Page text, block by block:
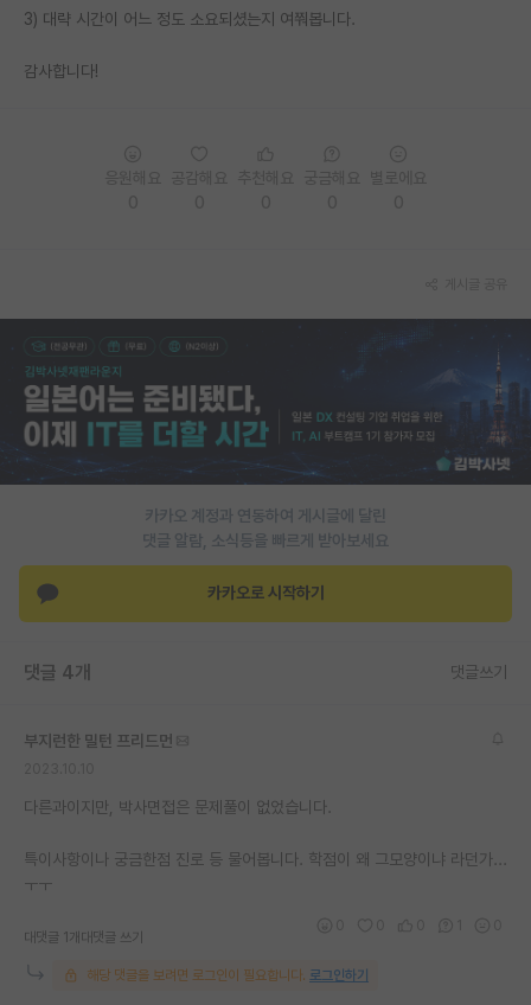
PI 전용 게시판
학술 정보 게시판
홍보 게시판
커리어
유학교육
재팬라운지 🌸
3) 대략 시간이 어느 정도 소요되셨는지 여쭤봅니다.
감사합니다!
카카오 계정과 연동하여 게시글에 달린
댓글 알람, 소식등을 빠르게 받아보세요
카카오로 시작하기
댓글 4개 댓글쓰기
부지런한 밀턴 프리드먼
다른과이지만, 박사면접은 문제풀이 없었습니다.
특이사항이나 궁금한점 진로 등 물어봅니다. 학점이 왜 그모양이냐 라던가...
ㅜㅜ
대댓글 1개 대댓글 쓰기
해당 댓글을 보려면 로그인이 필요합니다. 로그인하기